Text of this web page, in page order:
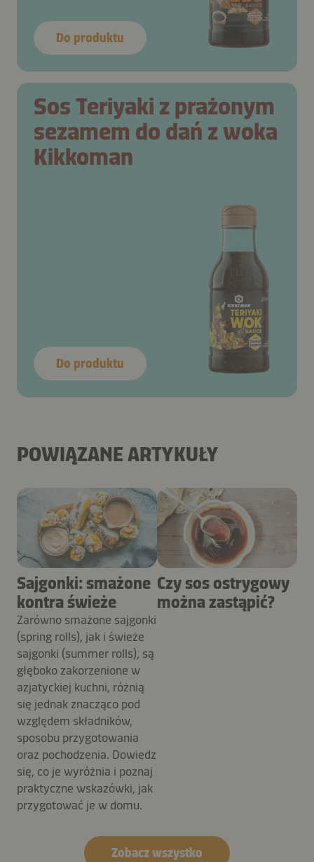
Do produktu
Sos Teriyaki z prażonym
sezamem do dań z woka
Kikkoman
Do produktu
POWIĄZANE ARTYKUŁY
Sajgonki: smażone
kontra świeże
Zarówno smażone sajgonki
(spring rolls), jak i świeże
sajgonki (summer rolls), są
głęboko zakorzenione w
azjatyckiej kuchni, różnią
się jednak znacząco pod
względem składników,
sposobu przygotowania
oraz pochodzenia. Dowiedz
się, co je wyróżnia i poznaj
praktyczne wskazówki, jak
przygotować je w domu.
Czy sos ostrygowy
można zastąpić?
Zobacz wszystko